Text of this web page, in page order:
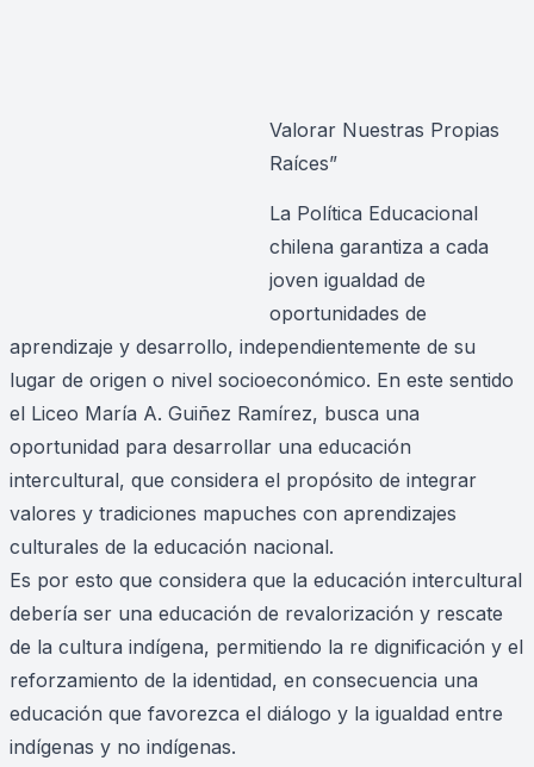
Valorar Nuestras Propias
Raíces”
La Política Educacional
chilena garantiza a cada
joven igualdad de
oportunidades de
aprendizaje y desarrollo, independientemente de su
lugar de origen o nivel socioeconómico. En este sentido
el Liceo María A. Guiñez Ramírez, busca una
oportunidad para desarrollar una educación
intercultural, que considera el propósito de integrar
valores y tradiciones mapuches con aprendizajes
culturales de la educación nacional.
Es por esto que considera que la educación intercultural
debería ser una educación de revalorización y rescate
de la cultura indígena, permitiendo la re dignificación y el
reforzamiento de la identidad, en consecuencia una
educación que favorezca el diálogo y la igualdad entre
indígenas y no indígenas.